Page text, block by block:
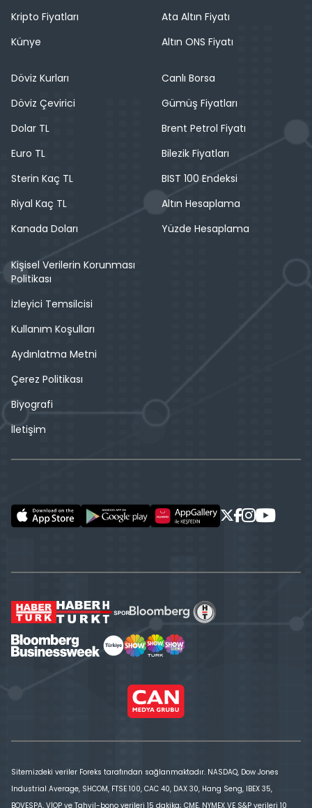
Kripto Fiyatları
Künye
Ata Altın Fiyatı
Altın ONS Fiyatı
Döviz Kurları
Döviz Çevirici
Dolar TL
Euro TL
Sterin Kaç TL
Riyal Kaç TL
Kanada Doları
Canlı Borsa
Gümüş Fiyatları
Brent Petrol Fiyatı
Bilezik Fiyatları
BIST 100 Endeksi
Altın Hesaplama
Yüzde Hesaplama
Kişisel Verilerin Korunması
Politikası
İzleyici Temsilcisi
Kullanım Koşulları
Aydınlatma Metni
Çerez Politikası
Biyografi
İletişim
Sitemizdeki veriler Foreks tarafından sağlanmaktadır. NASDAQ, Dow Jones
Industrial Average, SHCOM, FTSE 100, CAC 40, DAX 30, Hang Seng, IBEX 35,
BOVESPA, VİOP ve Tahvil-bono verileri 15 dakika; CME, NYMEX VE S&P verileri 10